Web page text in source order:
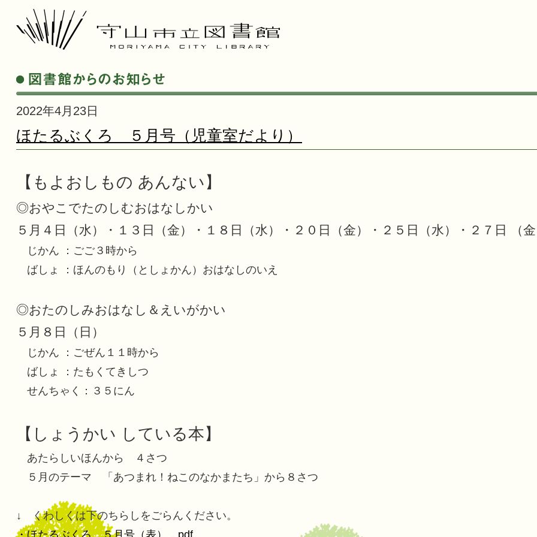
2022年4月23日
ほたるぶくろ ５月号（児童室だより）
【もよおしもの あんない】
◎おやこでたのしむおはなしかい
５月４日（水）・１３日（金）・１８日（水）・２０日（金）・２５日（水）・２７日 （
じかん ：ごご３時から
ばしょ ：ほんのもり（としょかん）おはなしのいえ
◎おたのしみおはなし＆えいがかい
５月８日（日）
じかん ：ごぜん１１時から
ばしょ ：たもくてきしつ
せんちゃく：３５にん
【しょうかい している本】
あたらしいほんから ４さつ
５月のテーマ 「あつまれ！ねこのなかまたち」から８さつ
↓ くわしくは下のちらしをごらんください。
・ほたるぶくろ ５月号（表）．pdf